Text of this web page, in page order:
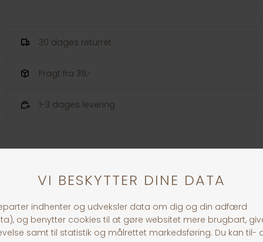
30 dages returret
Fragt fra 39,-
1-3 dages levering